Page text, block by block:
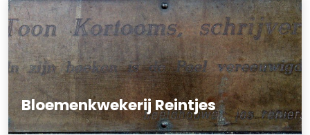
Bloemenkwekerij Reintjes